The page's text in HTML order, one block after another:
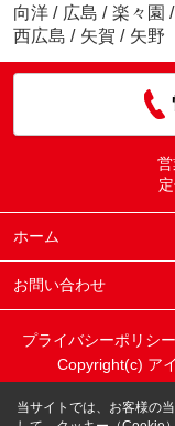
向洋 / 広島 / 楽々園 /
西広島 / 矢賀 / 矢野
営
ホーム
お問い合わせ
プライバシーポリシー
Copyright(c) ア
当サイトでは、お客様の